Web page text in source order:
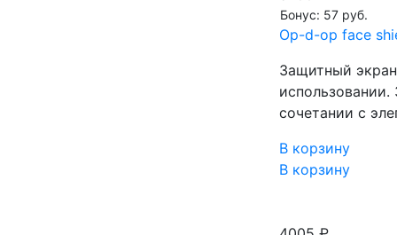
Бонус: 57 руб.
Op-d-op face
Защитный
сочетании с
В корзину
В корзину